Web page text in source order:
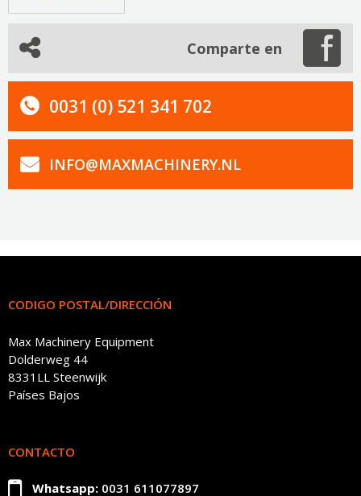
Comparte en
0031 (0) 521 341 702
INFO@MAXMACHINERY.NL
CODIGO POSTAL/DIRECCIÓN
Max Machinery Equipment
Dolderweg 44
8331LL Steenwijk
Países Bajos
CONTACTO
Whatsapp: 0031 611077897